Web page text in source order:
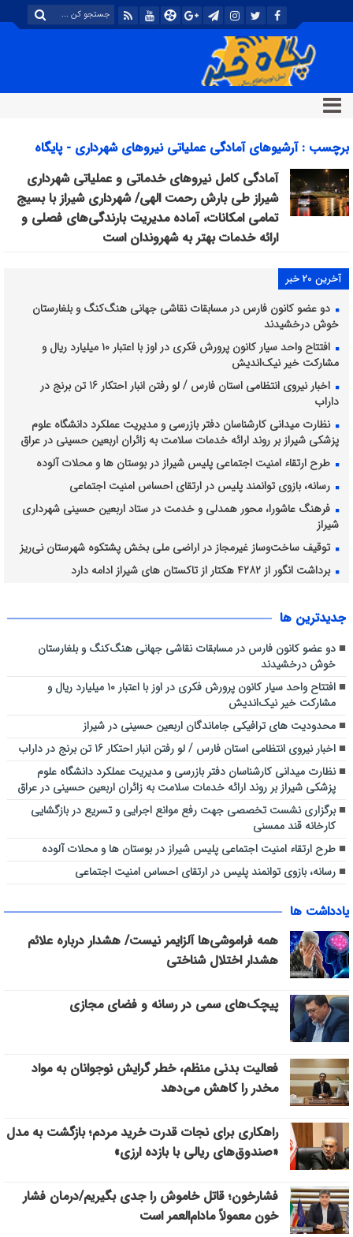
برچسب : آرشیوهای آمادگی عملیاتی نیروهای شهرداری - پایگاه
خبری تحلیلی پگاه خبر
آمادگی کامل نیروهای خدماتی و عملیاتی شهرداری
شیراز طی بارش رحمت الهی/ شهرداری شیراز با بسیج
تمامی امکانات، آماده مدیریت بارندگی‌های فصلی و
ارائه خدمات بهتر به شهروندان است
آخرین 20 خبر
دو عضو کانون فارس در مسابقات نقاشی جهانی هنگ‌کنگ و بلغارستان
خوش درخشیدند
افتتاح واحد سیار کانون پرورش فکری در اوز با اعتبار ۱۰ میلیارد ریال و
مشارکت خیر نیک‌اندیش
اخبار نیروی انتظامی استان فارس / لو رفتن انبار احتکار 16 تن برنج در
داراب
نظارت میدانی کارشناسان دفتر بازرسی و مدیریت عملکرد دانشگاه علوم
پزشکی شیراز بر روند ارائه خدمات سلامت به زائران اربعین حسینی در عراق
طرح ارتقاء امنیت اجتماعی پلیس شیراز در بوستان ها و محلات آلوده
رسانه، بازوی توانمند پلیس در ارتقای احساس امنیت اجتماعی
فرهنگ عاشورا، محور همدلی و خدمت در ستاد اربعین حسینی شهرداری
شیراز
توقیف ساخت‌وساز غیرمجاز در اراضی ملی بخش پشتکوه شهرستان نی‌ریز
برداشت انگور از ۴۲۸۲ هکتار از تاکستان های شیراز ادامه دارد
استان فارس
جديدترين ها
دو عضو کانون فارس در مسابقات نقاشی جهانی هنگ‌کنگ و بلغارستان
خوش درخشیدند
افتتاح واحد سیار کانون پرورش فکری در اوز با اعتبار ۱۰ میلیارد ریال و
مشارکت خیر نیک‌اندیش
محدودیت های ترافیکی جاماندگان اربعین حسینی در شیراز
اخبار نیروی انتظامی استان فارس / لو رفتن انبار احتکار 16 تن برنج در داراب
نظارت میدانی کارشناسان دفتر بازرسی و مدیریت عملکرد دانشگاه علوم
پزشکی شیراز بر روند ارائه خدمات سلامت به زائران اربعین حسینی در عراق
برگزاری نشست تخصصی جهت رفع موانع اجرایی و تسریع در بازگشایی
کارخانه قند ممسنی
طرح ارتقاء امنیت اجتماعی پلیس شیراز در بوستان ها و محلات آلوده
رسانه، بازوی توانمند پلیس در ارتقای احساس امنیت اجتماعی
یادداشت ها
همه فراموشی‌ها آلزایمر نیست/ هشدار درباره علائم
هشدار اختلال شناختی
پیچک‌های سمی در رسانه و فضای مجازی
فعالیت بدنی منظم، خطر گرایش نوجوانان به مواد
مخدر را کاهش می‌دهد
راهکاری برای نجات قدرت خرید مردم؛ بازگشت به مدل
«صندوق‌های ریالی با بازده ارزی»
فشارخون؛ قاتل خاموش را جدی بگیریم/درمان فشار
خون معمولاً مادام‌العمر است